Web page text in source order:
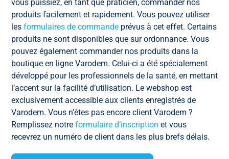
vous puissiez, en tant que praticien, commander nos
produits facilement et rapidement. Vous pouvez utiliser
les formulaires de commande prévus à cet effet. Certains
produits ne sont disponibles que sur ordonnance. Vous
pouvez également commander nos produits dans la
boutique en ligne Varodem. Celui-ci a été spécialement
développé pour les professionnels de la santé, en mettant
l’accent sur la facilité d’utilisation. Le webshop est
exclusivement accessible aux clients enregistrés de
Varodem. Vous n’êtes pas encore client Varodem ?
Remplissez notre formulaire d’inscription et vous
recevrez un numéro de client dans les plus brefs délais.